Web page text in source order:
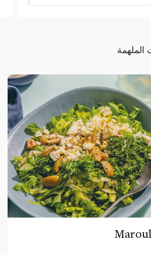
الملهمة